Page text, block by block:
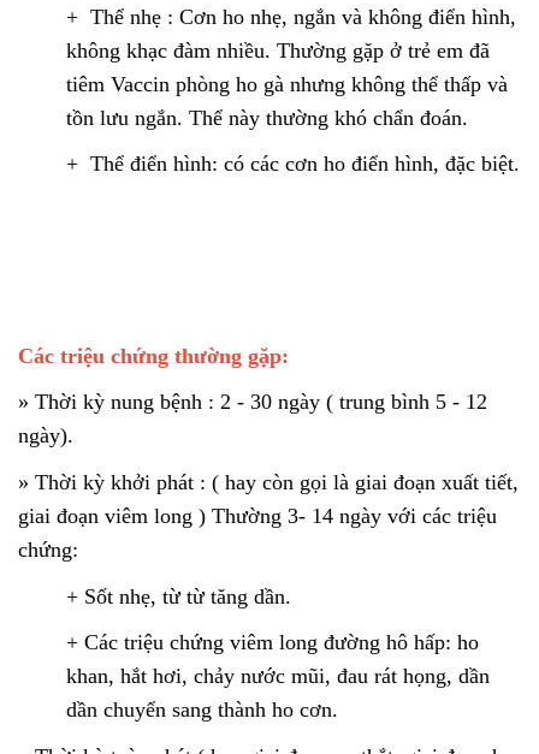
+ Thể nhẹ : Cơn ho nhẹ, ngắn và không điển hình,
không khạc đàm nhiều. Thường gặp ở trẻ em đã
tiêm Vaccin phòng ho gà nhưng không thể thấp và
tồn lưu ngắn. Thể này thường khó chẩn đoán.
+ Thể điển hình: có các cơn ho điển hình, đặc biệt.
Các triệu chứng thường gặp:
» Thời kỳ nung bệnh : 2 - 30 ngày ( trung bình 5 - 12
ngày).
» Thời kỳ khởi phát : ( hay còn gọi là giai đoạn xuất tiết,
giai đoạn viêm long ) Thường 3- 14 ngày với các triệu
chứng:
+ Sốt nhẹ, từ từ tăng dần.
+ Các triệu chứng viêm long đường hô hấp: ho
khan, hắt hơi, chảy nước mũi, đau rát họng, dần
dần chuyển sang thành ho cơn.